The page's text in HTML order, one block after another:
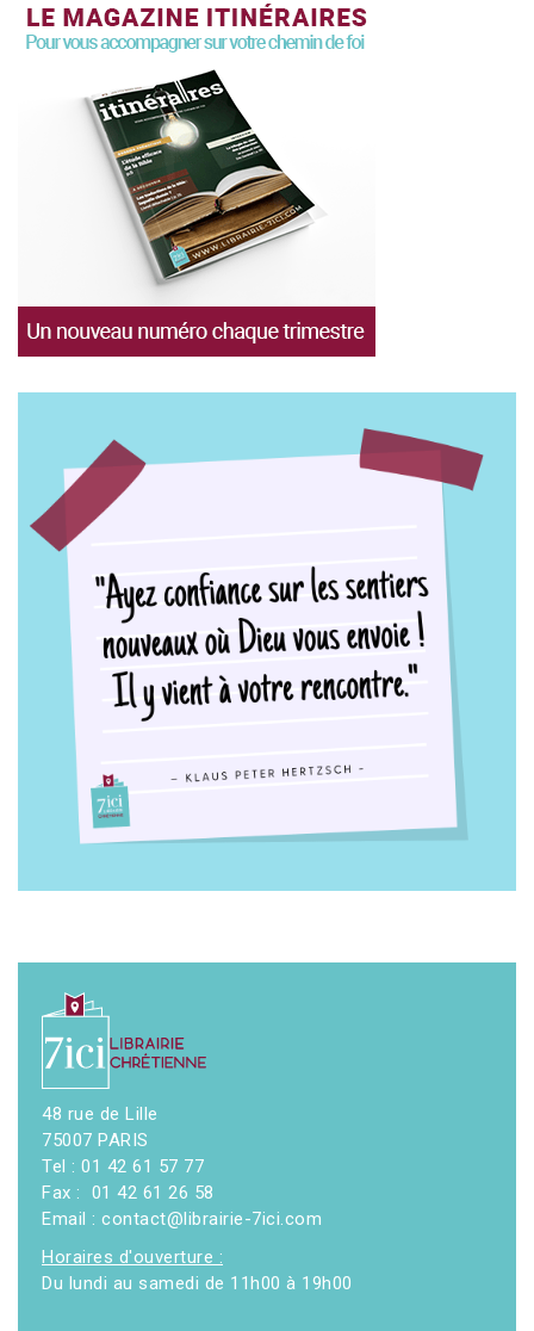
48 rue de Lille
75007 PARIS
Tel : 01 42 61 57 77
Fax : 01 42 61 26 58
Email : contact@librairie-7ici.com
Horaires d'ouverture :
Du lundi au samedi de 11h00 à 19h00